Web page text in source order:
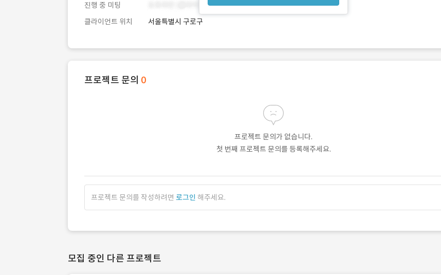
진행 중 미팅
클라이언트 위치
서울특별시 구로구
프로젝트 문의 0
프로젝트 문의가 없습니다.
첫 번째 프로젝트 문의를 등록해주세요.
프로젝트 문의를 작성하려면 로그인 해주세요.
모집 중인 다른 프로젝트